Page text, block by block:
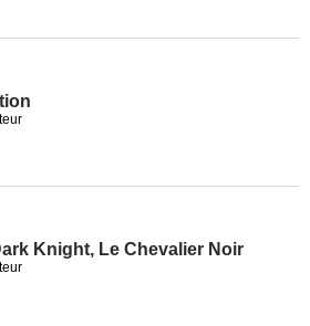
Knight, Le Chevalier Noir